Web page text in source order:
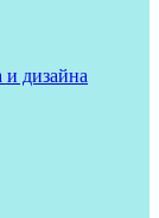
дизайна